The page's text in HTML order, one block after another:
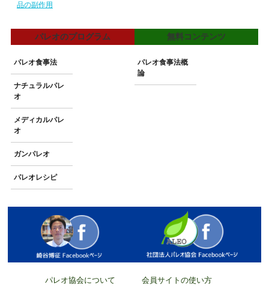
品の副作用
パレオのプログラム
パレオ食事法
ナチュラルパレ
オ
メディカルパレ
オ
ガンパレオ
パレオレシピ
無料コンテンツ
パレオ食事法概
論
パレオ協会について 会員サイトの使い方